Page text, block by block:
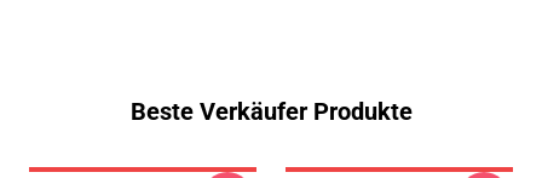
Beste Verkäufer Produkte